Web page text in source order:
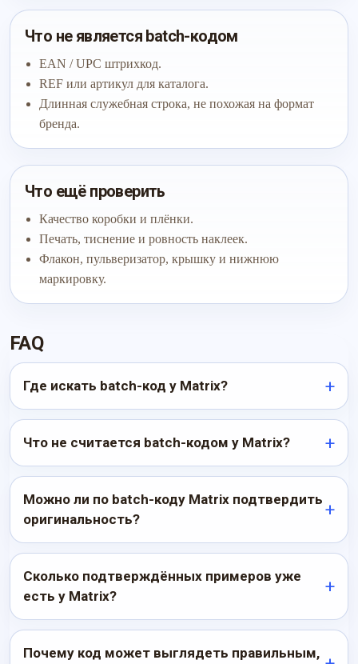
Что не является batch-кодом
EAN / UPC штрихкод.
REF или артикул для каталога.
Длинная служебная строка, не похожая на формат
бренда.
Что ещё проверить
Качество коробки и плёнки.
Печать, тиснение и ровность наклеек.
Флакон, пульверизатор, крышку и нижнюю
маркировку.
FAQ
Где искать batch-код у Matrix?
Что не считается batch-кодом у Matrix?
Можно ли по batch-коду Matrix подтвердить
оригинальность?
Сколько подтверждённых примеров уже
есть у Matrix?
Почему код может выглядеть правильным,